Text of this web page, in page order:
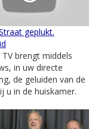
geplukt.
brengt middels
in uw directe
de geluiden van de
u in de huiskamer.